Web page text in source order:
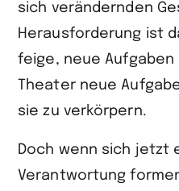
sich verändernden
Herausforderung ist
feige, neue Aufgaben
Theater neue
sie zu verkörpern.
Doch wenn sich jetzt
Verantwortung